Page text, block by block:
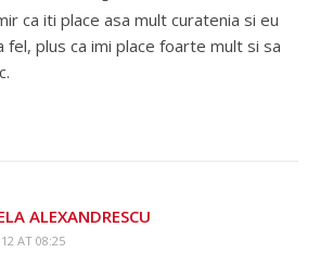
ca iti place asa mult curatenia si eu
fel, plus ca imi place foarte mult si sa
ALEXANDRESCU
AT 08:25